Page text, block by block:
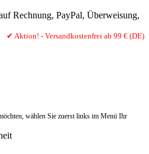
Rechnung, PayPal, Überweisung,
✔ Aktion! - Versandkostenfrei ab 99 € (DE)
wählen Sie zuerst links im Menü Ihr